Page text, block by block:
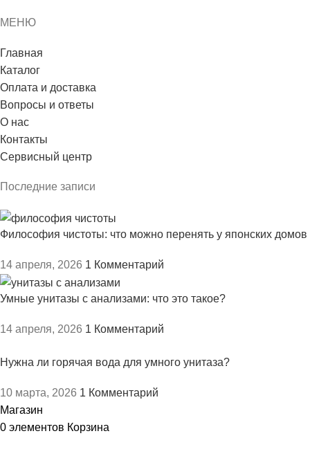
МЕНЮ
Главная
Каталог
Оплата и доставка
Вопросы и ответы
О нас
Контакты
Сервисный центр
Последние записи
Философия чистоты: что можно перенять у японских домов
14 апреля, 2026 1 Комментарий
Умные унитазы с анализами: что это такое?
14 апреля, 2026 1 Комментарий
Нужна ли горячая вода для умного унитаза?
10 марта, 2026 1 Комментарий
Магазин
0 элементов Корзина